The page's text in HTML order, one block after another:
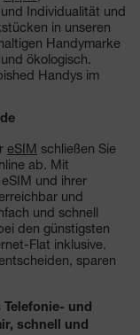
Individualität und
in unseren
Handymarke
ökologisch.
Handys im
eSIM schließen Sie
ab. Mit
und ihrer
und
und schnell
den günstigsten
Flat inklusive.
sparen
und
schnell und